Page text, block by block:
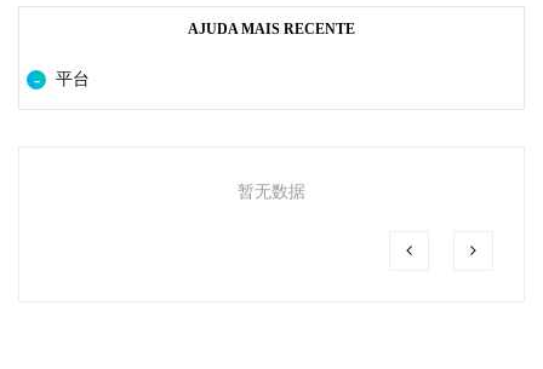
AJUDA MAIS RECENTE
平台
暂无数据